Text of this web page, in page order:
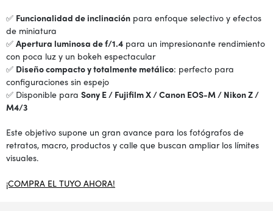
✅ Funcionalidad de inclinación para enfoque selectivo y efectos
de miniatura
✅ Apertura luminosa de f/1.4 para un impresionante rendimiento
con poca luz y un bokeh espectacular
✅ Diseño compacto y totalmente metálico: perfecto para
configuraciones sin espejo
✅ Disponible para Sony E / Fujifilm X / Canon EOS-M / Nikon Z /
M4/3
Este objetivo supone un gran avance para los fotógrafos de
retratos, macro, productos y calle que buscan ampliar los límites
visuales.
¡COMPRA EL TUYO AHORA!